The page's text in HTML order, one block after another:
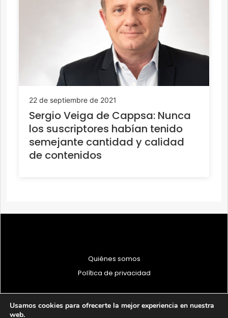
22 de septiembre de 2021
Sergio Veiga de Cappsa: Nunca
los suscriptores habían tenido
semejante cantidad y calidad
de contenidos
Quiénes somos
Política de privacidad
Usamos cookies para ofrecerte la mejor experiencia en nuestra
web.